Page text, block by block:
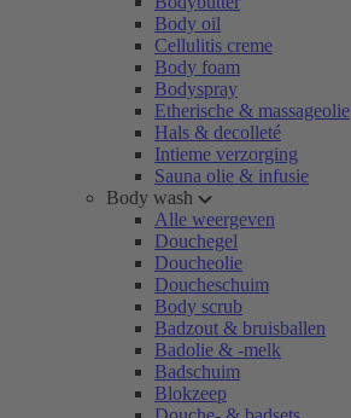
Body oil
Cellulitis creme
Body foam
Bodyspray
Etherische & massageolie
Hals & decolleté
Intieme verzorging
Sauna olie & infusie
Body wash
Alle weergeven
Douchegel
Doucheolie
Doucheschuim
Body scrub
Badzout & bruisballen
Badolie & -melk
Badschuim
Blokzeep